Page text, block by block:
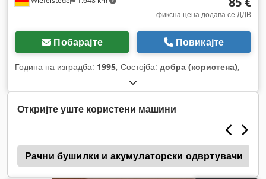
фиксна цена додава се ДДВ
Побарајте Повикајте
Година на изградба: 1995, Состојба: добра (користена),
Откријте уште користени машини
Рачни бушилки и акумулаторски одвртувачи